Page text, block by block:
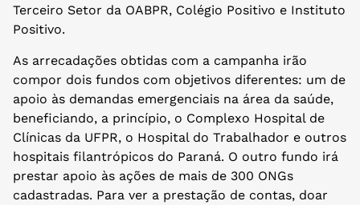
Terceiro Setor da OABPR, Colégio Positivo e Instituto
Positivo.
As arrecadações obtidas com a campanha irão
compor dois fundos com objetivos diferentes: um de
apoio às demandas emergenciais na área da saúde,
beneficiando, a princípio, o Complexo Hospital de
Clínicas da UFPR, o Hospital do Trabalhador e outros
hospitais filantrópicos do Paraná. O outro fundo irá
prestar apoio às ações de mais de 300 ONGs
cadastradas. Para ver a prestação de contas, doar